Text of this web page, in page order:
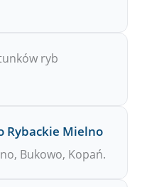
ryb
Rybackie Mielno
Bukowo, Kopań.